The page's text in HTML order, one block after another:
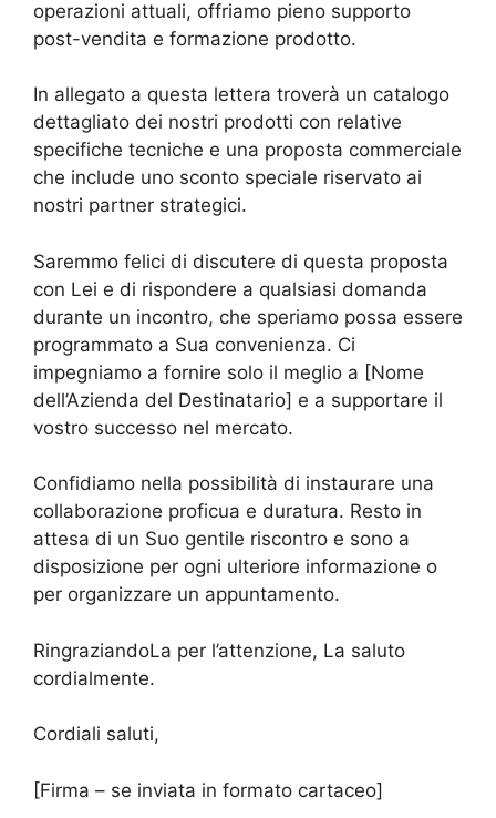
operazioni attuali, offriamo pieno supporto
post-vendita e formazione prodotto.
In allegato a questa lettera troverà un catalogo
dettagliato dei nostri prodotti con relative
specifiche tecniche e una proposta commerciale
che include uno sconto speciale riservato ai
nostri partner strategici.
Saremmo felici di discutere di questa proposta
con Lei e di rispondere a qualsiasi domanda
durante un incontro, che speriamo possa essere
programmato a Sua convenienza. Ci
impegniamo a fornire solo il meglio a [Nome
dell’Azienda del Destinatario] e a supportare il
vostro successo nel mercato.
Confidiamo nella possibilità di instaurare una
collaborazione proficua e duratura. Resto in
attesa di un Suo gentile riscontro e sono a
disposizione per ogni ulteriore informazione o
per organizzare un appuntamento.
RingraziandoLa per l’attenzione, La saluto
cordialmente.
Cordiali saluti,
[Firma – se inviata in formato cartaceo]